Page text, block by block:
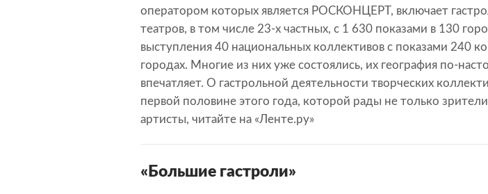
оператором которых является РОСКОНЦЕРТ, включает
театров, в том числе 23-х частных, с 1 630 показами в 130
выступления 40 национальных коллективов с показами 240
городах. Многие из них уже состоялись, их география по-
впечатляет. О гастрольной деятельности творческих
первой половине этого года, которой рады не только
артисты, читайте на «Ленте.ру»
«Большие гастроли»